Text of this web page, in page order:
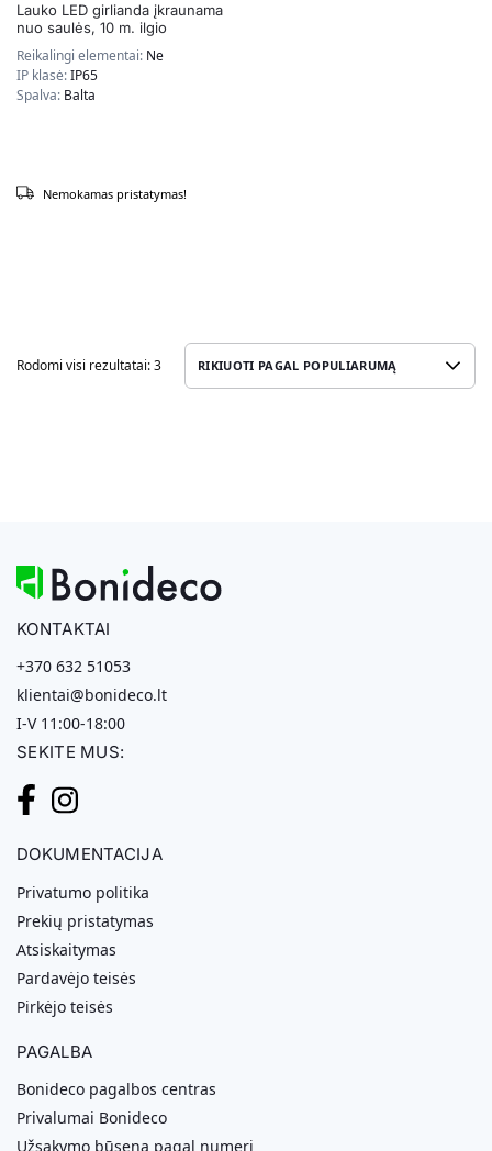
Lauko LED girlianda įkraunama
nuo saulės, 10 m. ilgio
Reikalingi elementai: Ne
IP klasė:IP65
Spalva: Balta
Nemokamas pristatymas!
Rodomi visi rezultatai: 3
KONTAKTAI
+370 632 51053
klientai@bonideco.lt
I-V 11:00-18:00
SEKITE MUS:
DOKUMENTACIJA
Privatumo politika
Prekių pristatymas
Atsiskaitymas
Pardavėjo teisės
Pirkėjo teisės
PAGALBA
Bonideco pagalbos centras
Privalumai Bonideco
Užsakymo būsena pagal numerį